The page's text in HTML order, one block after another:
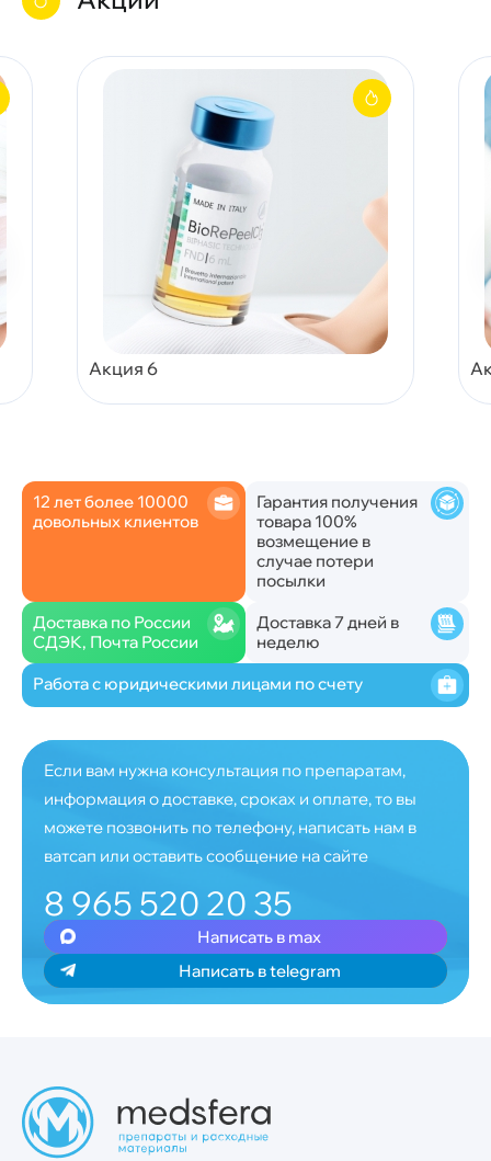
Акция 6
12 лет более 10000
довольных клиентов
Гарантия получения
товара 100%
возмещение в
случае потери
посылки
Доставка по России
СДЭК, Почта России
Доставка 7 дней в
неделю
Работа с юридическими лицами по счету
Если вам нужна консультация по препаратам,
информация о доставке, сроках и оплате, то вы
можете позвонить по телефону, написать нам в
ватсап или оставить сообщение на сайте
8 965 520 20 35
Написать в max
Написать в telegram